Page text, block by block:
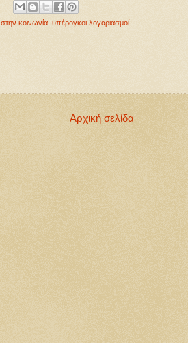
στην κοινωνία υπέρογκοι λογαριασμοί
Αρχική σελίδα